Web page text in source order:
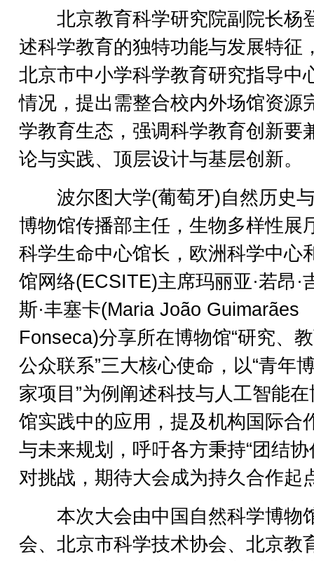
北京教育科学研究院副院长杨
述科学教育的独特功能与发展特征
北京市中小学科学教育研究指导中
情况，提出需整合校内外场馆资源
学教育生态，强调科学教育创新要
论与实践、顶层设计与基层创新。
波尔图大学(葡萄牙)自然历史
博物馆传播部主任，生物多样性
科学生命中心馆长，欧洲科学中心
馆网络(ECSITE)主席玛丽亚·若昂·
斯·丰塞卡(Maria João Guimarães
Fonseca)分享所在博物馆“研究、
公众联系”三大核心使命，以“青年
家项目”为例阐述科技与人工智能
馆实践中的应用，提及机构国际合
与未来规划，呼吁各方秉持“团结协
对挑战，期待大会成为持久合作起
本次大会由中国自然科学博物
会、北京市科学技术协会、北京教